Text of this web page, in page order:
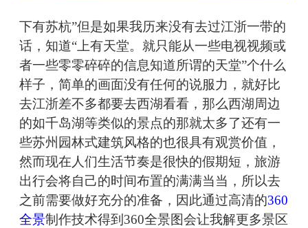
下有苏杭”但是如果我历来没有去过江浙一带的
话，知道“上有天堂。就只能从一些电视视频或
者一些零零碎碎的信息知道所谓的天堂”个什么
样子，简单的画面没有任何的说服力，就好比
去江浙差不多都要去西湖看看，那么西湖周边
的如千岛湖等类似的景点的那就太多了还有一
些苏州园林式建筑风格的也很具有观赏价值，
然而现在人们生活节奏是很快的假期短，旅游
出行会将自己的时间布置的满满当当，所以去
之前需要做好充分的准备，因此通过高清的360
全景制作技术得到360全景图会让我解更多景区